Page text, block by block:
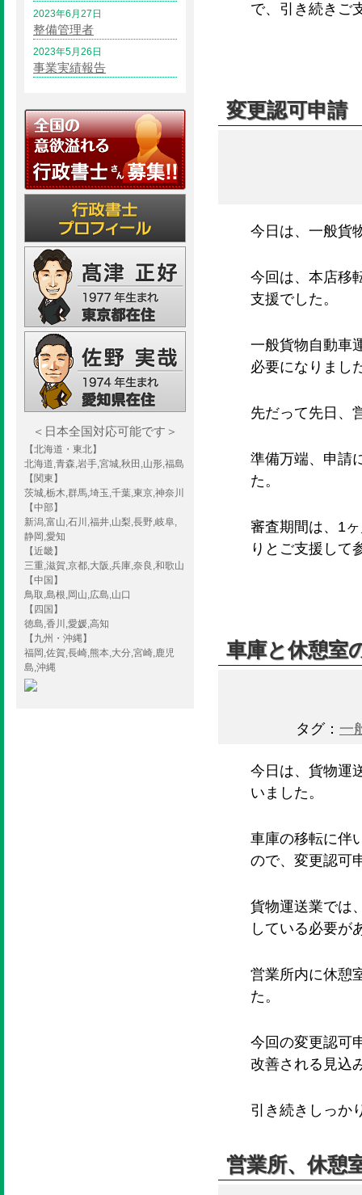
で、引き続きご
変更認可申請
今日は、一般貨
今回は、本店移
支援でした。
一般貨物自動車
必要になりまし
先だって先日、
準備万端、申請
た。
審査期間は、1
りとご支援して
車庫と休憩室
タグ： 一
今日は、貨物運
いました。
車庫の移転に伴
ので、変更認可
貨物運送業では
している必要が
営業所内に休憩
た。
今回の変更認可
改善される見込
引き続きしっか
営業所、休憩
2023年6月27日
整備管理者
2023年5月26日
事業実績報告
＜日本全国対応可能です＞
【北海道・東北】
北海道,青森,岩手,宮城,秋田,山形,福島
【関東】
茨城,栃木,群馬,埼玉,千葉,東京,神奈川
【中部】
新潟,富山,石川,福井,山梨,長野,岐阜,
静岡,愛知
【近畿】
三重,滋賀,京都,大阪,兵庫,奈良,和歌山
【中国】
鳥取,島根,岡山,広島,山口
【四国】
徳島,香川,愛媛,高知
【九州・沖縄】
福岡,佐賀,長崎,熊本,大分,宮崎,鹿児
島,沖縄